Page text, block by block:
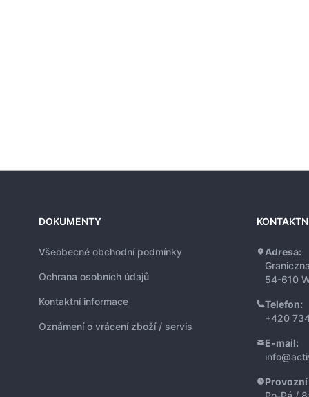
DOKUMENTY
Všeobecné obchodní podmínky
Ochrana osobních údajů
Kontaktní informace
Oznámení o vrácení zboží / servis
Adresa:
54-610
Telefon:
+420
E-mail:
Provozní